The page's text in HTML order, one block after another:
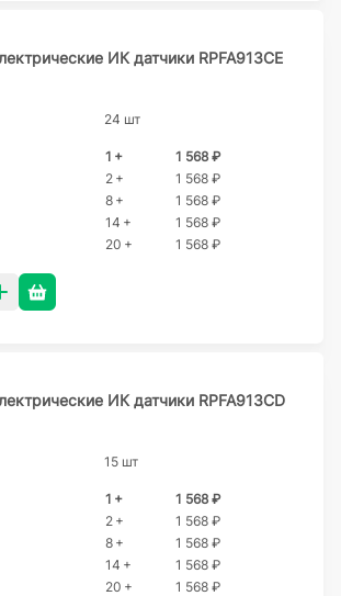
ИК датчики RPFA913CE
24 шт
1 +
1 568 ₽
2 +
1 568 ₽
8 +
1 568 ₽
14 +
1 568 ₽
20 +
1 568 ₽
ИК датчики RPFA913CD
15 шт
1 +
1 568 ₽
2 +
1 568 ₽
8 +
1 568 ₽
14 +
1 568 ₽
20 +
1 568 ₽